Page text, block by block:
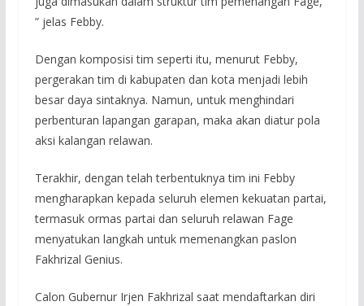
” jelas Febby.
Dengan komposisi tim seperti itu, menurut Febby,
pergerakan tim di kabupaten dan kota menjadi lebih
besar daya sintaknya. Namun, untuk menghindari
perbenturan lapangan garapan, maka akan diatur pola
aksi kalangan relawan.
Terakhir, dengan telah terbentuknya tim ini Febby
mengharapkan kepada seluruh elemen kekuatan partai,
termasuk ormas partai dan seluruh relawan Fage
menyatukan langkah untuk memenangkan paslon
Fakhrizal Genius.
Calon Gubernur Irjen Fakhrizal saat mendaftarkan diri